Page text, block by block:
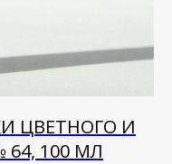
ЦВЕТНОГО И
100 МЛ